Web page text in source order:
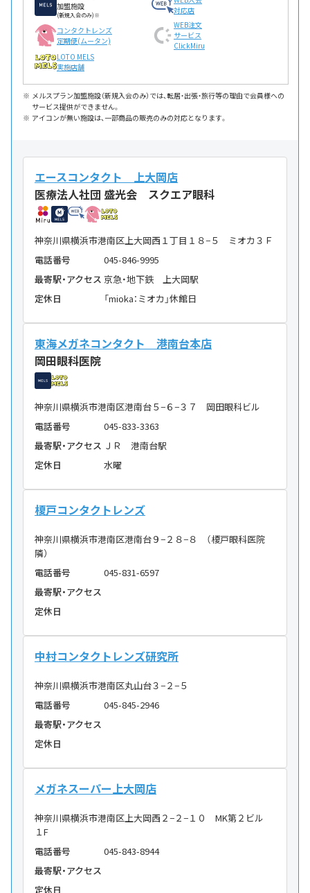
加盟施設
(新規入会のみ)※
対応店
コンタクトレンズ
定期便(ムータン)
WEB注文
サービス
ClickMiru
LOTO MELS
実施店舗
メルスプラン加盟施設（新規入会のみ）では、転居・出張・旅行等の理由で会員様への
サービス提供ができません。
アイコンが無い施設は、一部商品の販売のみの対応となります。
エースコンタクト 上大岡店
医療法人社団 盛光会 スクエア眼科
神奈川県横浜市港南区上大岡西１丁目１８−５ ミオカ３Ｆ
電話番号
045-846-9995
最寄駅・アクセス 京急・地下鉄 上大岡駅
定休日
「mioka：ミオカ」休館日
東海メガネコンタクト 港南台本店
岡田眼科医院
神奈川県横浜市港南区港南台５−６−３７ 岡田眼科ビル
電話番号
045-833-3363
最寄駅・アクセス ＪＲ 港南台駅
定休日
水曜
榎戸コンタクトレンズ
神奈川県横浜市港南区港南台９−２８−８ （榎戸眼科医院
隣）
電話番号
045-831-6597
最寄駅・アクセス
定休日
中村コンタクトレンズ研究所
神奈川県横浜市港南区丸山台３−２−５
電話番号
045-845-2946
最寄駅・アクセス
定休日
メガネスーパー上大岡店
神奈川県横浜市港南区上大岡西２−２−１０ MK第２ビル
１F
電話番号
045-843-8944
最寄駅・アクセス
定休日